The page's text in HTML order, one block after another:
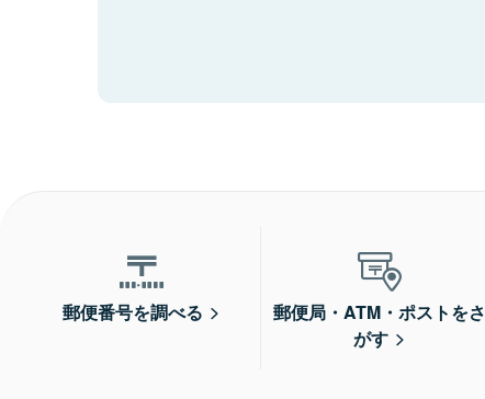
郵便番号を調べる
郵便局・ATM・ポストをさ
がす